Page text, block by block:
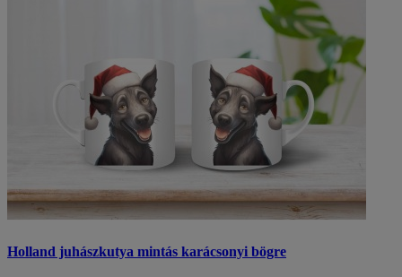
Holland juhászkutya mintás karácsonyi bögre